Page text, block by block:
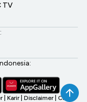
TV
Karir Disclaimer CNBC